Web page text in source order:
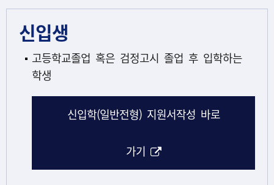
신입생
고등학교졸업 혹은 검정고시 졸업 후 입학하는
학생
신입학(일반전형) 지원서작성 바로
가기